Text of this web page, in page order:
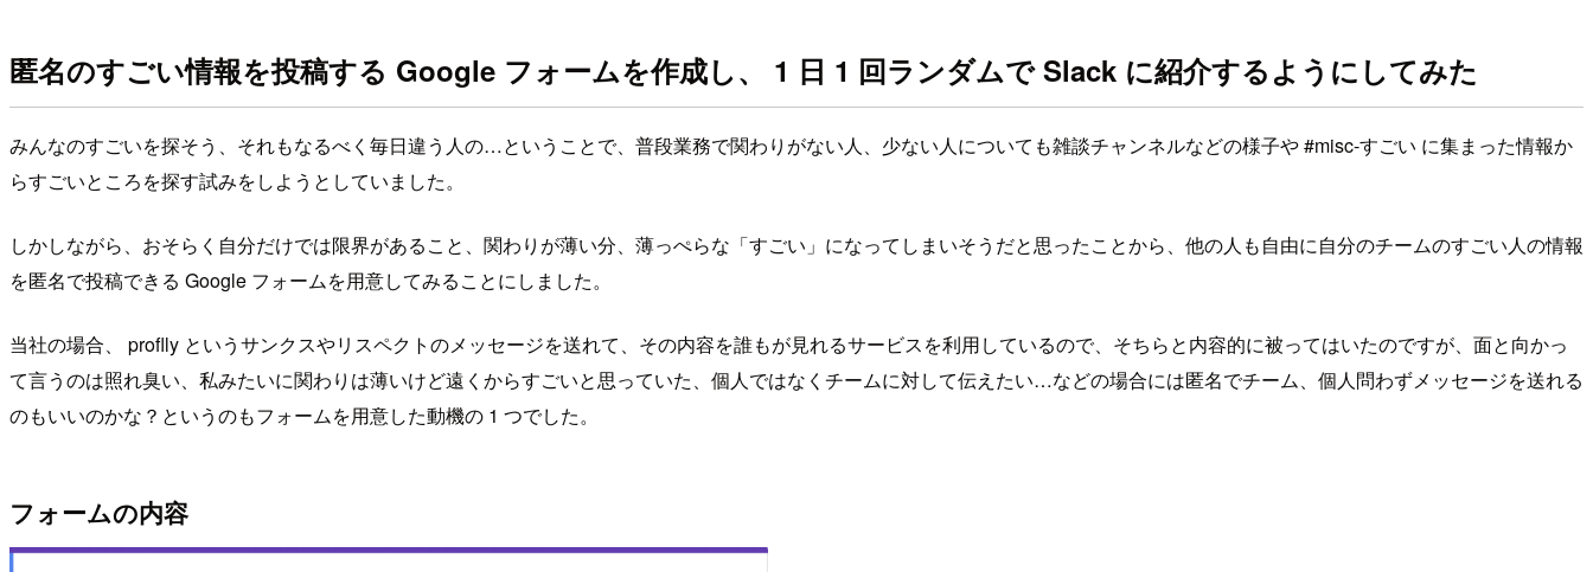
匿名のすごい情報を投稿する Google フォームを作成し、 1 日 1 回ランダムで Slack に紹介するようにしてみた
みんなのすごいを探そう、それもなるべく毎日違う人の…ということで、普段業務で関わりがない人、少ない人についても雑談チャンネルなどの様子や #misc-すごい に集まった情報か
らすごいところを探す試みをしようとしていました。
しかしながら、おそらく自分だけでは限界があること、関わりが薄い分、薄っぺらな「すごい」になってしまいそうだと思ったことから、他の人も自由に自分のチームのすごい人の情報
を匿名で投稿できる Google フォームを用意してみることにしました。
当社の場合、 proflly というサンクスやリスペクトのメッセージを送れて、その内容を誰もが見れるサービスを利用しているので、そちらと内容的に被ってはいたのですが、面と向かっ
て言うのは照れ臭い、私みたいに関わりは薄いけど遠くからすごいと思っていた、個人ではなくチームに対して伝えたい…などの場合には匿名でチーム、個人問わずメッセージを送れる
のもいいのかな？というのもフォームを用意した動機の 1 つでした。
フォームの内容